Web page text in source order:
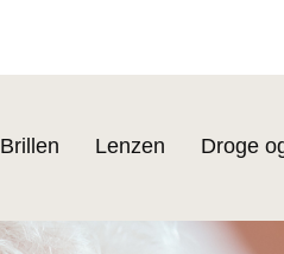
Brillen Lenzen Droge